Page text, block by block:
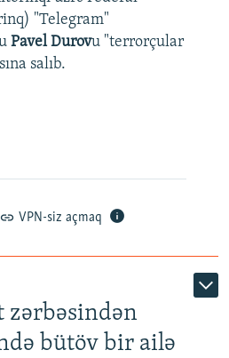
"Telegram"
Pavel Durovu "terrorçular
salıb.
VPN-siz açmaq
zərbəsindən
bütöv bir ailə